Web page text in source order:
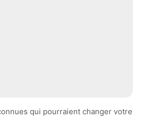
qui pourraient changer votre